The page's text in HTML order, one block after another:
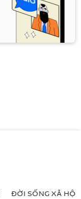
ĐỜI SỐNG XÃ HỘI